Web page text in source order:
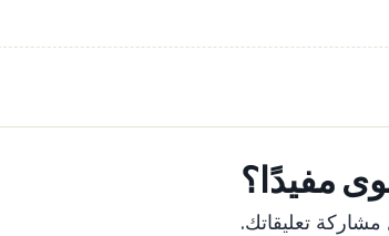
مفيدًا؟
تعليقاتك.